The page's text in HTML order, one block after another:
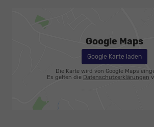
Google Maps
Google Karte laden
Die Karte wird von Google Maps
Es gelten die Datenschutzerklärungen